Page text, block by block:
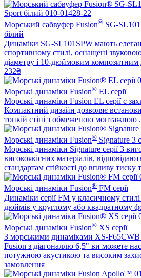
Морський сабвуфер Fusion® SG-
білий
Динаміки SG-SL101SPW мають
спортивному стилі, оснащені
діаметру і 10-дюймовим
232₴
Морські динаміки Fusion® EL серії
Морські динаміки Fusion EL серії с
Компактний дизайн дозволяє
тонкій стіні з обмеженою монтажною
Морські динаміки Fusion® Signature 3
Морські динаміки Signature серії 3
високоякісних матеріалів,
стандартам стійкості до впливу тиску
Морські динаміки Fusion® FM серії
Динаміки серії FM у класичному
дюймів у круглому або квадратному
Морські динаміки Fusion® XS серії
З морськими динаміками XS-F65CWB
Fusion з діагоналлю 6,5" ви можете
потужною акустикою та високим
замовлення